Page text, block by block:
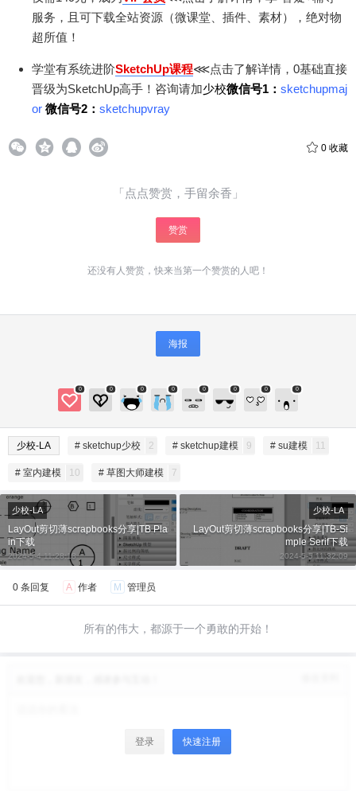
服务，且可下载全站资源（微课堂、插件、素材），绝对物
超所值！
学堂有系统进阶SketchUp课程⋘点击了解详情，0基础直接
晋级为SketchUp高手！咨询请加少校微信号1： sketchupmaj
or 微信号2： sketchupvray
0 收藏
「点点赞赏，手留余香」
赞赏
还没有人赞赏，快来当第一个赞赏的人吧！
海报
0 0 0 0 0 0 0 0
少校-LA # sketchup少校 2 # sketchup建模 9 # su建模 11
# 室内建模 10 # 草图大师建模 7
2 元
50 元
¥
少校-LA
LayOut剪切薄scrapbooks分享|TB Pla
in下载
2024-5-4 11:28:18
少校-LA
LayOut剪切薄scrapbooks分享|TB-Si
mple Serif下载
2024-5-5 11:32:09
0 条回复 A 作者 M 管理员
所有的伟大，都源于一个勇敢的开始！
登录 快速注册